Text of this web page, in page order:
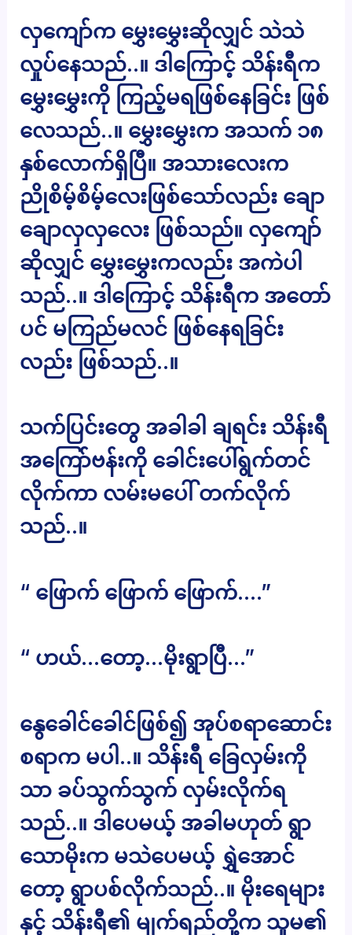
လှကျော်က မွှေးမွှေးဆိုလျှင် သဲသဲ
လှုပ်နေသည်..။ ဒါကြောင့် သိန်းရီက
မွှေးမွှေးကို ကြည့်မရဖြစ်နေခြင်း ဖြစ်
လေသည်..။ မွှေးမွှေးက အသက် ၁၈
နှစ်လောက်ရှိပြီ။ အသားလေးက
ညိုစိမ့်စိမ့်လေးဖြစ်သော်လည်း ချော
ချောလှလှလေး ဖြစ်သည်။ လှကျော်
ဆိုလျှင် မွှေးမွှေးကလည်း အကဲပါ
သည်..။ ဒါကြောင့် သိန်းရီက အတော်
ပင် မကြည်မလင် ဖြစ်နေရခြင်း
လည်း ဖြစ်သည်..။
သက်ပြင်းတွေ အခါခါ ချရင်း သိန်းရီ
အကြော်ဗန်းကို ခေါင်းပေါ်ရွက်တင်
လိုက်ကာ လမ်းမပေါ် တက်လိုက်
သည်..။
“ ဖြောက် ဖြောက် ဖြောက်….”
“ ဟယ်…တော့…မိုးရွာပြီ…”
နွေခေါင်ခေါင်ဖြစ်၍ အုပ်စရာဆောင်း
စရာက မပါ..။ သိန်းရီ ခြေလှမ်းကို
သာ ခပ်သွက်သွက် လှမ်းလိုက်ရ
သည်..။ ဒါပေမယ့် အခါမဟုတ် ရွာ
သောမိုးက မသဲပေမယ့် ရွှဲအောင်
တော့ ရွာပစ်လိုက်သည်..။ မိုးရေများ
နှင့် သိန်းရီ၏ မျက်ရည်တို့က သူမ၏